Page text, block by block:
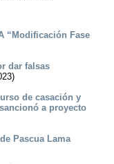
“Modificación Fase
dar falsas
de casación y
a proyecto
Pascua Lama